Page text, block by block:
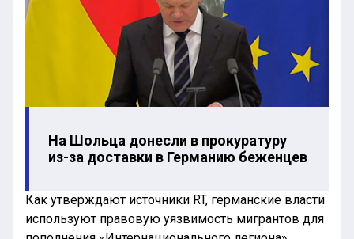
На Шольца донесли в прокуратуру
из-за доставки в Германию беженцев
Как утверждают источники RT, германские власти
используют правовую уязвимость мигрантов для